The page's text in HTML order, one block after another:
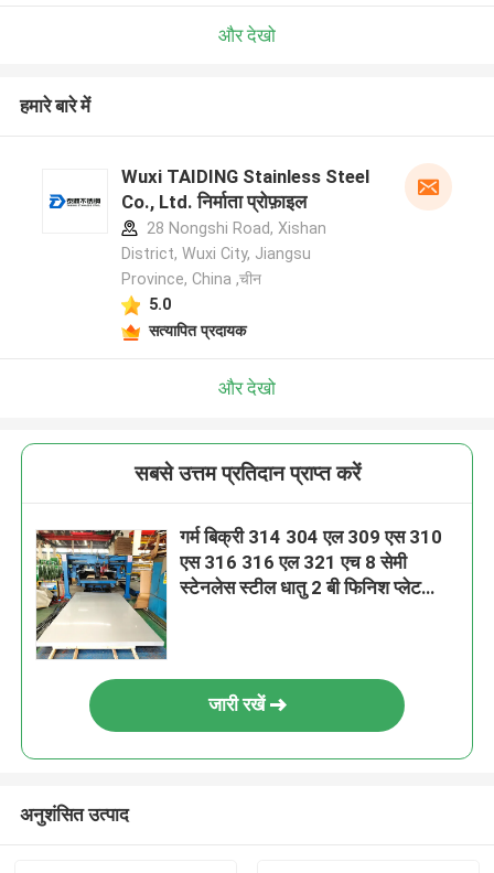
और देखो
हमारे बारे में
Wuxi TAIDING Stainless Steel
Co., Ltd. निर्माता प्रोफ़ाइल
28 Nongshi Road, Xishan
District, Wuxi City, Jiangsu
Province, China ,चीन
5.0
सत्यापित प्रदायक
और देखो
सबसे उत्तम प्रतिदान प्राप्त करें
गर्म बिक्री 314 304 एल 309 एस 310
एस 316 316 एल 321 एच 8 सेमी
स्टेनलेस स्टील धातु 2 बी फिनिश प्लेट
जारी रखें
अनुशंसित उत्पाद